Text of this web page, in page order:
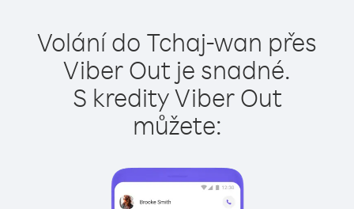
Volání do Tchaj-wan přes
Viber Out je snadné.
S kredity Viber Out
můžete: